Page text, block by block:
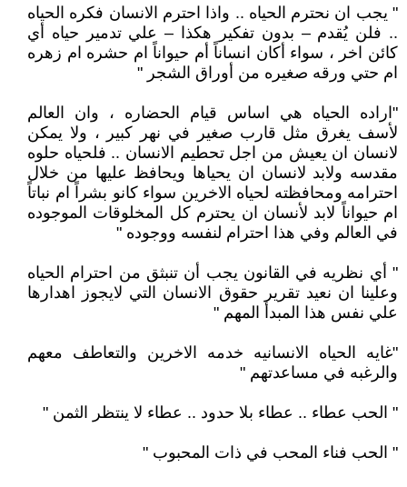
" يجب ان نحترم الحياه .. واذا احترم الانسان فكره الحياه
.. فلن يُقدم – بدون تفكير هكذا – علي تدمير حياه أي
كائن اخر ، سواء أكان انساناً أم حيواناً ام حشره ام زهره
ام حتي ورقه صغيره من أوراق الشجر "
"اراده الحياه هي اساس قيام الحضاره ، وان العالم
لأسف يغرق مثل قارب صغير في نهر كبير ، ولا يمكن
لانسان ان يعيش من اجل تحطيم الانسان .. فلحياه حلوه
مقدسه ولابد لانسان ان يحياها ويحافظ عليها من خلال
احترامه ومحافظته لحياه الاخرين سواء كانو بشراً ام نباتاً
ام حيواناً لابد لأنسان ان يحترم كل المخلوقات الموجوده
في العالم وفي هذا احترام لنفسه ووجوده "
" أي نظريه في القانون يجب أن تنبثق من احترام الحياه
وعلينا ان نعيد تقرير حقوق الانسان التي لايجوز اهدارها
علي نفس هذا المبدأ المهم "
"غايه الحياه الانسانيه خدمه الاخرين والتعاطف معهم
والرغبه في مساعدتهم "
" الحب عطاء .. عطاء بلا حدود .. عطاء لا ينتظر الثمن "
" الحب فناء المحب في ذات المحبوب "